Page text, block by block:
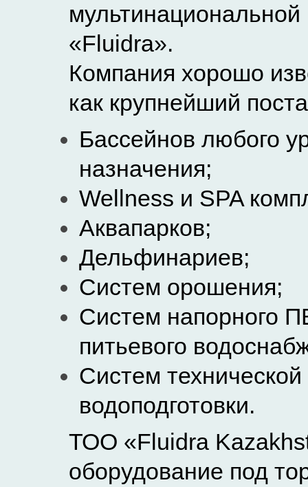
«Fluidra».
Компания хорошо
как крупнейший
Бассейнов любого
назначения;
Wellness и SPA
Аквапарков;
Дельфинариев;
Систем орошения;
Систем напорного
питьевого
Систем
водоподготовки.
ТОО «Fluidra
оборудование под